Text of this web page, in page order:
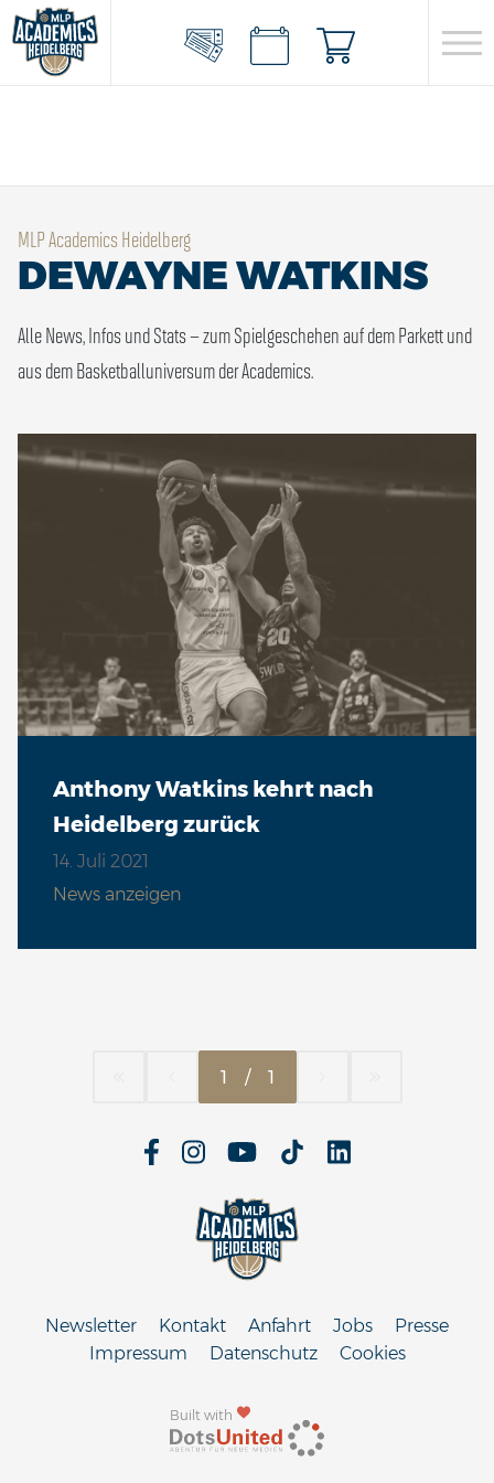
MLP Academics Heidelberg
DEWAYNE WATKINS
Alle News, Infos und Stats – zum Spielgeschehen auf dem Parkett und
aus dem Basketballuniversum der Academics.
Anthony Watkins kehrt nach
Heidelberg zurück
14. Juli 2021
News anzeigen
1 / 1
Built with
Newsletter Kontakt Anfahrt Jobs
Presse
Impressum
Datenschutz Cookies